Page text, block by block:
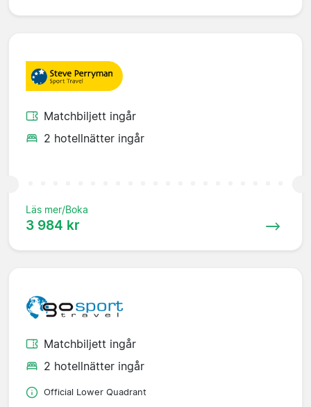
Matchbiljett ingår
2 hotellnätter ingår
Läs mer/Boka
3 984 kr
Matchbiljett ingår
2 hotellnätter ingår
Official Lower Quadrant